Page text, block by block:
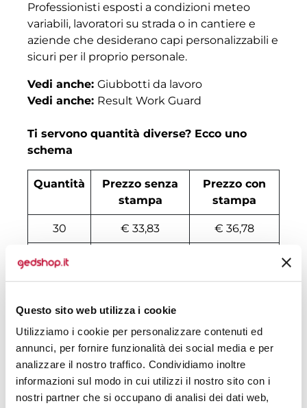
Questo sito web utilizza i cookie
Utilizziamo i cookie per personalizzare contenuti ed
annunci, per fornire funzionalità dei social media e per
analizzare il nostro traffico. Condividiamo inoltre
informazioni sul modo in cui utilizzi il nostro sito con i
nostri partner che si occupano di analisi dei dati web,
Professionisti esposti a condizioni meteo
variabili, lavoratori su strada o in cantiere e
aziende che desiderano capi personalizzabili e
sicuri per il proprio personale.
Vedi anche: Giubbotti da lavoro
Vedi anche: Result Work Guard
Ti servono quantità diverse? Ecco uno
schema
Quantità
Prezzo senza
stampa
Prezzo con
stampa
30 € 33,83 € 36,78
50
100 € 31,31 € 33,92
200 € 30,12
500 € 29,37 € 33,06
1000 € 28,18 € 32,34
1500 € 28,03 € 32,20